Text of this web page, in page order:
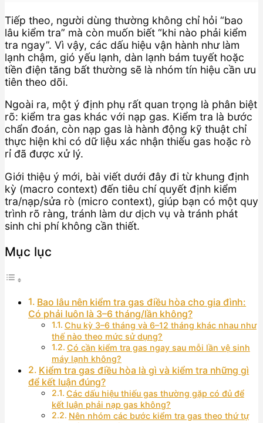
Tiếp theo, người dùng thường không chỉ hỏi “bao
lâu kiểm tra” mà còn muốn biết “khi nào phải kiểm
tra ngay”. Vì vậy, các dấu hiệu vận hành như làm
lạnh chậm, gió yếu lạnh, dàn lạnh bám tuyết hoặc
tiền điện tăng bất thường sẽ là nhóm tín hiệu cần ưu
tiên theo dõi.
Ngoài ra, một ý định phụ rất quan trọng là phân biệt
rõ: kiểm tra gas khác với nạp gas. Kiểm tra là bước
chẩn đoán, còn nạp gas là hành động kỹ thuật chỉ
thực hiện khi có dữ liệu xác nhận thiếu gas hoặc rò
rỉ đã được xử lý.
Giới thiệu ý mới, bài viết dưới đây đi từ khung định
kỳ (macro context) đến tiêu chí quyết định kiểm
tra/nạp/sửa rò (micro context), giúp bạn có một quy
trình rõ ràng, tránh làm dư dịch vụ và tránh phát
sinh chi phí không cần thiết.
Mục lục
Bao lâu nên kiểm tra gas điều hòa cho gia đình:
Có phải luôn là 3–6 tháng/lần không?
Chu kỳ 3–6 tháng và 6–12 tháng khác nhau như
thế nào theo mức sử dụng?
Có cần kiểm tra gas ngay sau mỗi lần vệ sinh
máy lạnh không?
Kiểm tra gas điều hòa là gì và kiểm tra những gì
để kết luận đúng?
Các dấu hiệu thiếu gas thường gặp có đủ để
kết luận phải nạp gas không?
Nên nhóm các bước kiểm tra gas theo thứ tự